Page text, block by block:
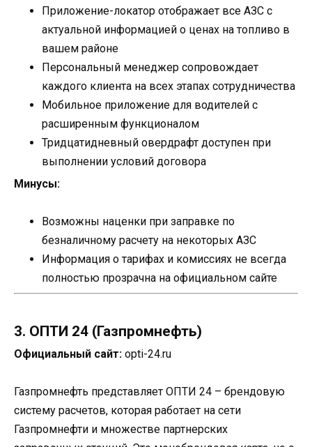
Приложение-локатор отображает все АЗС с
актуальной информацией о ценах на топливо в
вашем районе
Персональный менеджер сопровождает
каждого клиента на всех этапах сотрудничества
Мобильное приложение для водителей с
расширенным функционалом
Тридцатидневный овердрафт доступен при
выполнении условий договора
Минусы:
Возможны наценки при заправке по
безналичному расчету на некоторых АЗС
Информация о тарифах и комиссиях не всегда
полностью прозрачна на официальном сайте
3. ОПТИ 24 (Газпромнефть)
Официальный сайт: opti-24.ru
Газпромнефть представляет ОПТИ 24 – брендовую
систему расчетов, которая работает на сети
Газпромнефти и множестве партнерских